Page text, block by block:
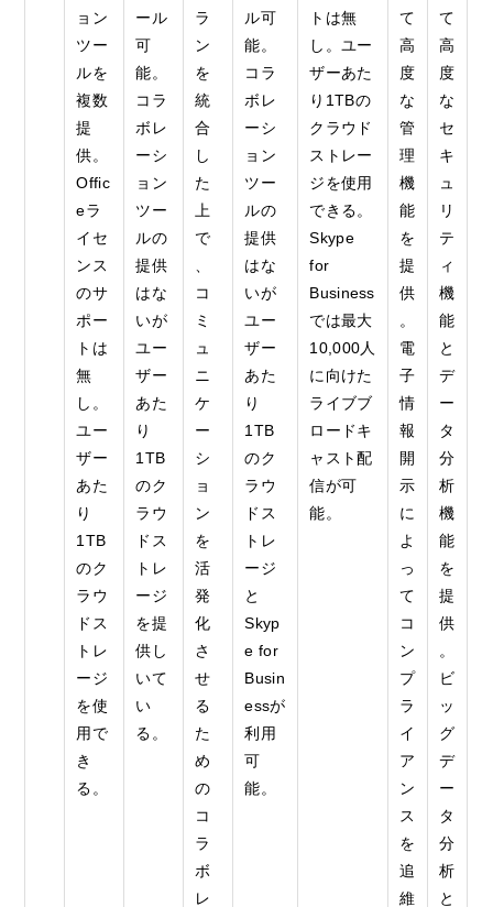
ョン
ツー
ルを
複数
提
供。
Offic
eラ
イセ
ンス
のサ
ポー
トは
無
し。
ユー
ザー
あた
り
1TB
のク
ラウ
ドス
トレ
ージ
を使
用で
き
る。
ール
可
能。
コラ
ボレ
ーシ
ョン
ツー
ルの
提供
はな
いが
ユー
ザー
あた
り
1TB
のク
ラウ
ドス
トレ
ージ
を提
供し
いて
い
る。
ラ
ン
を
統
合
し
た
上
で
コ
ミ
ュ
ニ
ケ
ー
シ
ョ
ン
を
活
発
化
さ
せ
る
た
め
の
コ
ラ
ボ
レ
ル可
能。
コラ
ボレ
ーシ
ョン
ツー
ルの
提供
はな
いが
ユー
ザー
あた
り
1TB
のク
ラウ
ドス
トレ
ージ
と
Skyp
e for
Busin
essが
利用
可
能。
トは無
し。ユー
ザーあた
り1TBの
クラウド
ストレー
ジを使用
できる。
Skype
for
Business
では最大
10,000人
に向けた
ライブブ
ロードキ
ャスト配
信が可
能。
て
高
度
な
管
理
機
能
を
提
供
。
電
子
情
報
開
示
に
よ
っ
て
コ
ン
プ
ラ
イ
ア
ン
ス
を
追
維
て
高
度
な
セ
キ
ュ
リ
テ
ィ
機
能
と
デ
ー
タ
分
析
機
能
を
提
供
。
ビ
ッ
グ
デ
ー
タ
分
析
と